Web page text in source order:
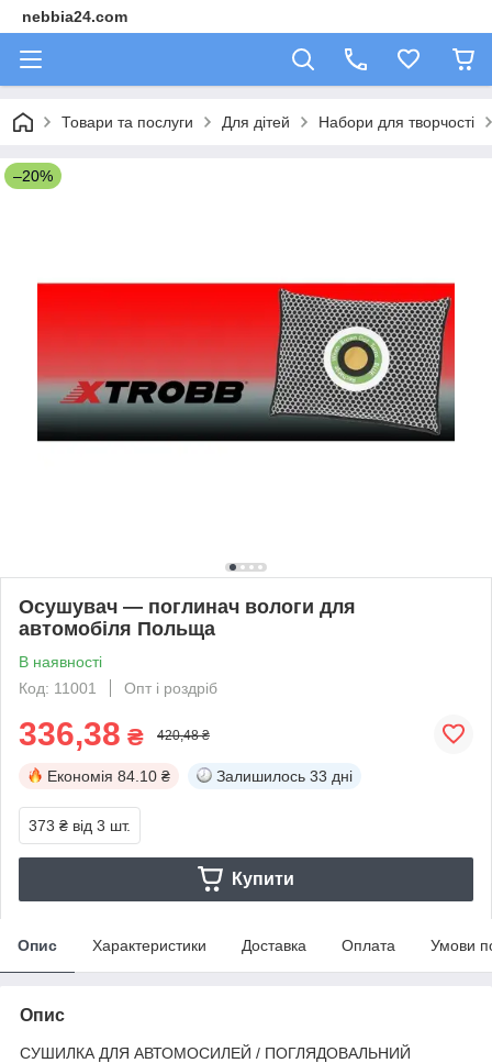
nebbia24.com
Товари та послуги Для дітей Набори для творчості
–20%
Осушувач — поглинач вологи для
автомобіля Польща
В наявності
Код: 11001
Опт і роздріб
336,38 ₴ 420,48 ₴
Економія 84.10 ₴ Залишилось 33 дні
373 ₴ від 3 шт.
Купити
Опис Характеристики Доставка Оплата Умови
Опис
СУШИЛКА ДЛЯ АВТОМОСИЛЕЙ / ПОГЛЯДОВАЛЬНИЙ